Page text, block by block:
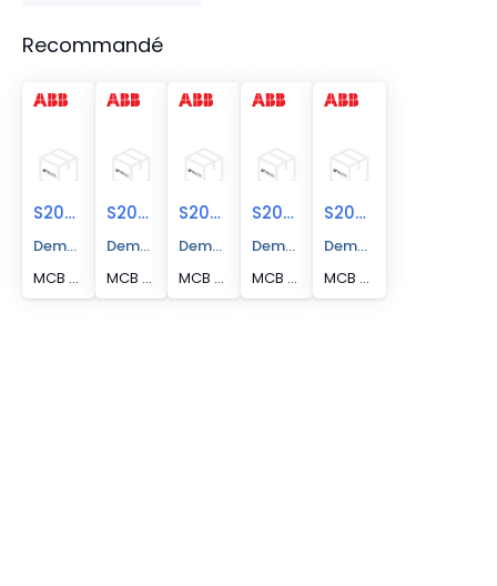
Recommandé
S204U-K32
Demander un devis
MCB S200U 4P 32A K CURVE 240VAC BCCB
S204U-K40
Demander un devis
MCB S200U 4P 40A K CURVE 240VAC BCCB
S204U-K50
Demander un devis
MCB S200U 4P 50A K CURVE 240VAC BCCB
S204U-C40
Demander un devis
MCB S200U 4P 40A C CURVE 240VAC
S204U-C63
Demander un devis
MCB S200U 4P 63A C CURVE 240VAC